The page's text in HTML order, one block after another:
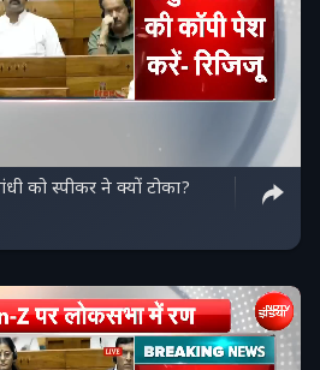
को स्पीकर ने क्यों टोका?